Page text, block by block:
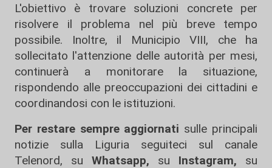
L'obiettivo è trovare soluzioni concrete per
risolvere il problema nel più breve tempo
possibile. Inoltre, il Municipio VIII, che ha
sollecitato l'attenzione delle autorità per mesi,
continuerà a monitorare la situazione,
rispondendo alle preoccupazioni dei cittadini e
coordinandosi con le istituzioni.
Per restare sempre aggiornati sulle principali
notizie sulla Liguria seguiteci sul canale
Telenord, su
Whatsapp, su Instagram, su